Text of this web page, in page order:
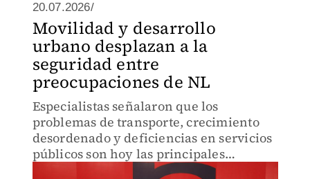
20.07.2026/
Movilidad y desarrollo
urbano desplazan a la
seguridad entre
preocupaciones de NL
Especialistas señalaron que los
problemas de transporte, crecimiento
desordenado y deficiencias en servicios
públicos son hoy las principales
inquietudes de la población.